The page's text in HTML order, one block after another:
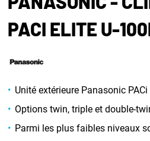
PACI ELITE U-
Unité extérieure Panasonic
Options twin, triple et double-
Parmi les plus faibles niveaux